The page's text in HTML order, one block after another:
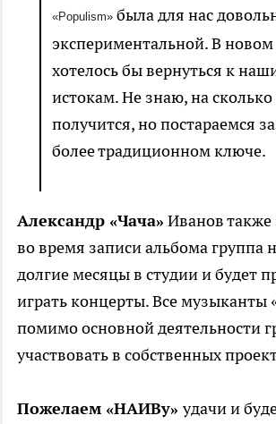
«Populism» была для нас
экспериментальной. В
хотелось бы вернуться к
истокам. Не знаю, на сколько
получится, но постараемся
более традиционном ключе.
Александр «Чача» Иванов также
во время записи альбома группа
долгие месяцы в студии и будет
играть концерты. Все музыканты
помимо основной деятельности
участвовать в собственных
Пожелаем «НАИВу»удачи и